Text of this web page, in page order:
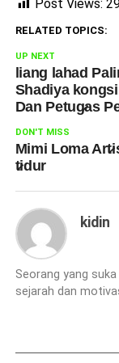
Post Views:
RELATED TOPICS:
UP NEXT
liang lahad
Shadiya
Dan Petug̷as
DON'T MISS
Mimi Loma
t̷idur
kidin
Seorang yang
sejarah dan